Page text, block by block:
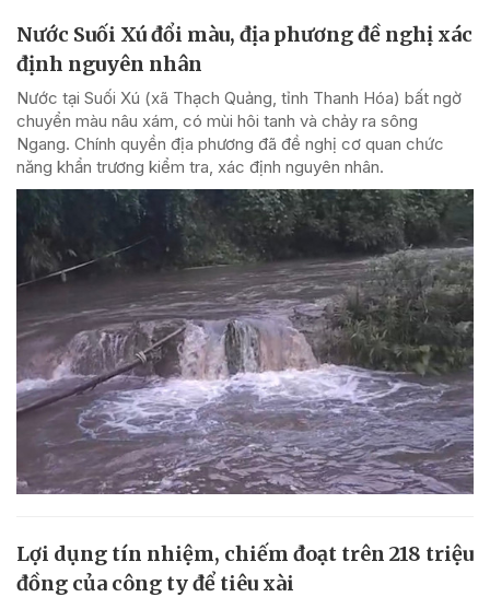
Nước Suối Xú đổi màu, địa phương đề nghị xác
định nguyên nhân
Nước tại Suối Xú (xã Thạch Quảng, tỉnh Thanh Hóa) bất ngờ
chuyển màu nâu xám, có mùi hôi tanh và chảy ra sông
Ngang. Chính quyền địa phương đã đề nghị cơ quan chức
năng khẩn trương kiểm tra, xác định nguyên nhân.
Lợi dụng tín nhiệm, chiếm đoạt trên 218 triệu
đồng của công ty để tiêu xài